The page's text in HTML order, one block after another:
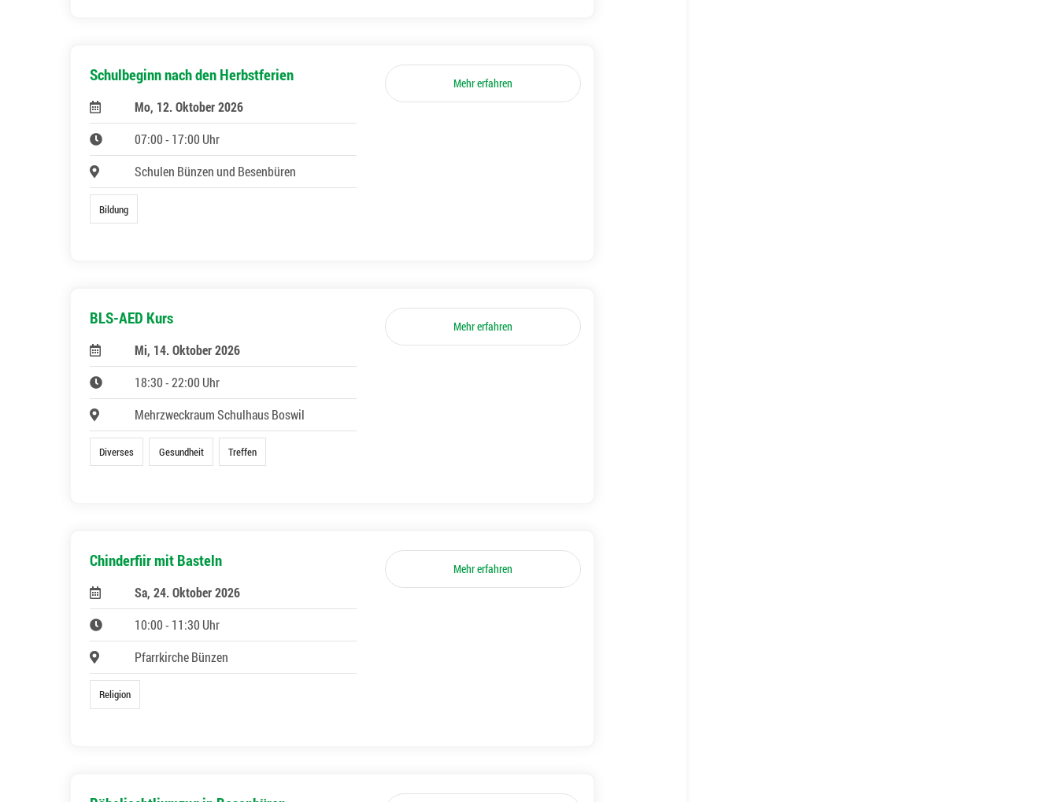
Schulbeginn nach den Herbstferien
Mo, 12. Oktober 2026
07:00 - 17:00 Uhr
Schulen Bünzen und Besenbüren
Bildung
Mehr erfahren
BLS-AED Kurs
Mi, 14. Oktober 2026
18:30 - 22:00 Uhr
Mehrzweckraum Schulhaus Boswil
Diverses Gesundheit Treffen
Mehr erfahren
Chinderfiir mit Basteln
Sa, 24. Oktober 2026
10:00 - 11:30 Uhr
Pfarrkirche Bünzen
Religion
Mehr erfahren